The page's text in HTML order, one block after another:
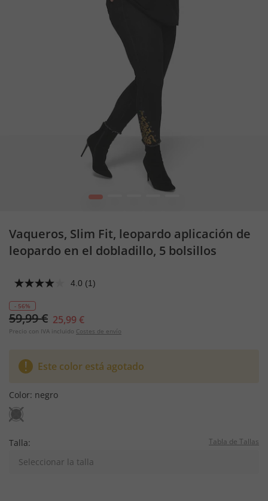
1
Vaqueros, Slim Fit, leopardo aplicación de
leopardo en el dobladillo, 5 bolsillos
4.0 (1)
- 56%
59,99 € 25,99 €
Precio con IVA incluido Costes de envío
Este color está agotado
Color: negro
Talla: Tabla de Tallas
Seleccionar la talla